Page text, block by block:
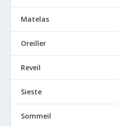
Matelas
Oreiller
Reveil
Sieste
Sommeil